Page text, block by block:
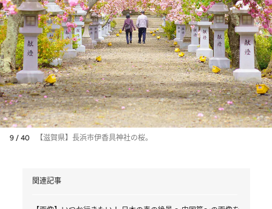
9 / 40 【滋賀県】長浜市伊香具神社の桜。
関連記事